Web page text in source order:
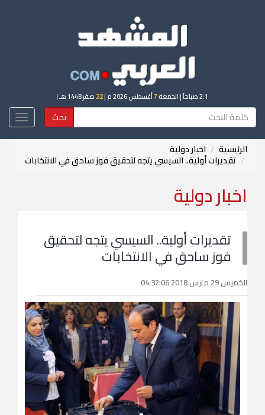
2:1 صباحاً | الجمعة7أغسطس 2026 م | 22 صفر 1448 هـ |
بحث
الرئيسية اخبار دولية
تقديرات أولية.. السيسي يتجه لتحقيق فوز ساحق في الانتخابات
اخبار دولية
تقديرات أولية.. السيسي يتجه لتحقيق
فوز ساحق في الانتخابات
الخميس 29 مارس 2018 04:32:06